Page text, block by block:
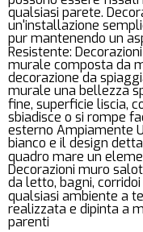
qualsiasi parete.
un'installazione
pur mantenendo un
Resistente:
murale composta da
decorazione da
murale una bellezza
fine, superficie liscia,
sbiadisce o si rompe
esterno Ampiamente
bianco e il design
quadro mare un
Decorazioni muro
da letto, bagni,
qualsiasi ambiente a
realizzata e dipinta a
parenti